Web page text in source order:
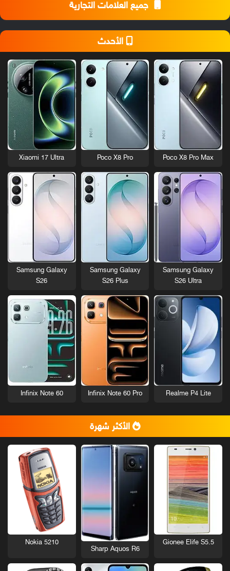
جميع العلامات التجارية
الأحدث
Poco X8 Pro Max
Poco X8 Pro
Xiaomi 17 Ultra
Samsung Galaxy
S26 Ultra
Samsung Galaxy
S26 Plus
Samsung Galaxy
S26
Realme P4 Lite
Infinix Note 60 Pro
Infinix Note 60
الأكثر شهرة
Gionee Elife S5.5
Sharp Aquos R6
Nokia 5210